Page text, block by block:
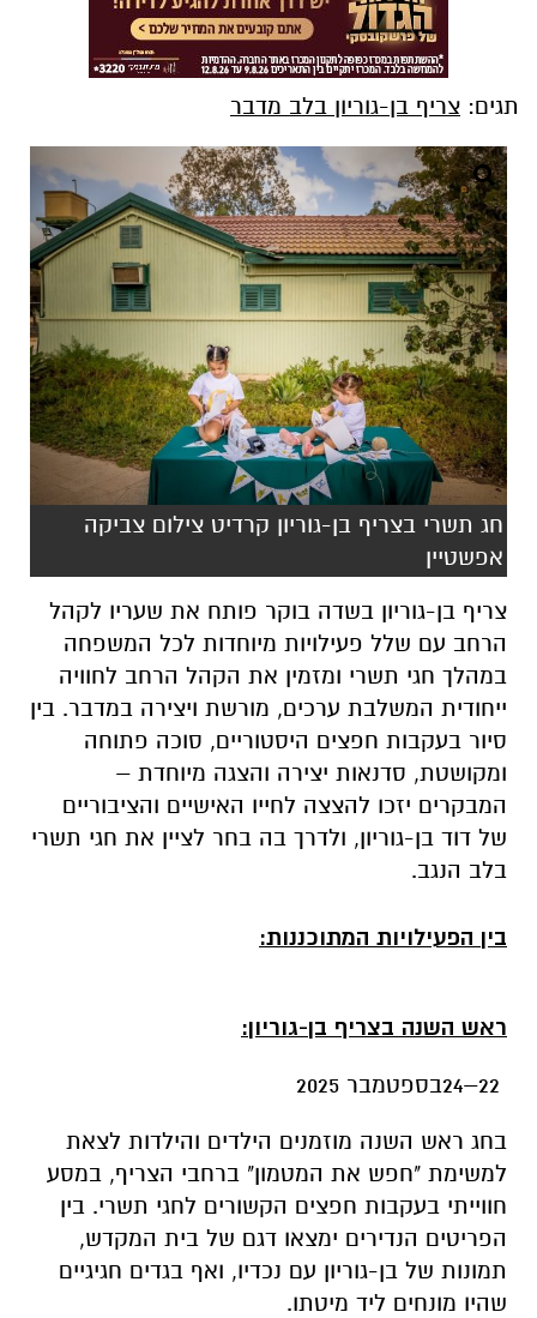
תגים: צריף בן-גוריון בלב מדבר
חג תשרי בצריף בן-גוריון קרדיט צילום צביקה
אפשטיין
צריף בן-גוריון בשדה בוקר פותח את שעריו לקהל
הרחב עם שלל פעילויות מיוחדות לכל המשפחה
במהלך חגי תשרי ומזמין את הקהל הרחב לחוויה
ייחודית המשלבת ערכים, מורשת ויצירה במדבר. בין
סיור בעקבות חפצים היסטוריים, סוכה פתוחה
ומקושטת, סדנאות יצירה והצגה מיוחדת –
המבקרים יזכו להצצה לחייו האישיים והציבוריים
של דוד בן-גוריון, ולדרך בה בחר לציין את חגי תשרי
בלב הנגב.
בין הפעילויות המתוכננות:
ראש השנה בצריף בן-גוריון:
בחג ראש השנה מוזמנים הילדים והילדות לצאת
למשימת "חפש את המטמון" ברחבי הצריף, במסע
חווייתי בעקבות חפצים הקשורים לחגי תשרי. בין
הפריטים הנדירים ימצאו דגם של בית המקדש,
תמונות של בן-גוריון עם נכדיו, ואף בגדים חגיגיים
שהיו מונחים ליד מיטתו.